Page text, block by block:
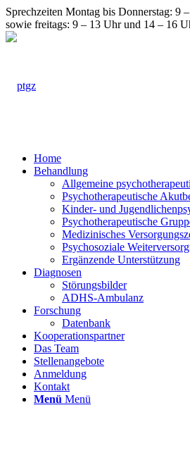
Sprechzeiten Montag bis Donnerstag: 9
sowie freitags: 9 – 13 Uhr und 14 – 16
Home
Behandlung
Allgemeine
Psychotherapeutische
Kinder- und
Psychotherapeutische
Medizinisches
Psychosoziale
Ergänzende Unterstützung
Diagnosen
Störungsbilder
ADHS-Ambulanz
Forschung
Datenbank
Kooperationspartner
Das Team
Stellenangebote
Anmeldung
Kontakt
Menü Menü